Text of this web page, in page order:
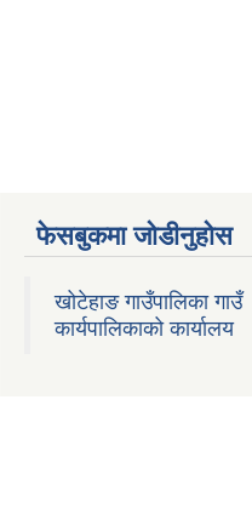
फेसबुकमा जोडीनुहोस
खोटेहाङ गाउँपालिका गाउँ
कार्यपालिकाको कार्यालय